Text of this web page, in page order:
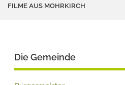
FILME AUS MOHRKIRCH
Die Gemeinde